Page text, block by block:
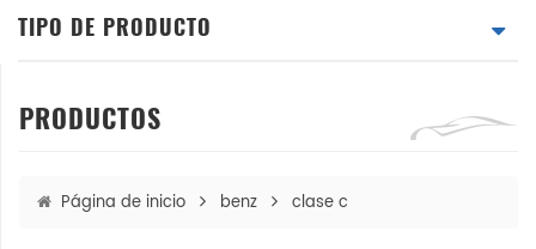
TIPO DE PRODUCTO
PRODUCTOS
Página de inicio benz clase c